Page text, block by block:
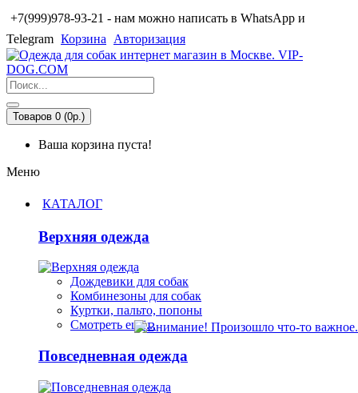
+7(999)978-93-21 - нам можно написать в WhatsApp и
Telegram Корзина Авторизация
Товаров 0 (0р.)
Ваша корзина пуста!
Меню
КАТАЛОГ
Верхняя одежда
Дождевики для собак
Комбинезоны для собак
Куртки, пальто, попоны
Смотреть ещё...
Повседневная одежда